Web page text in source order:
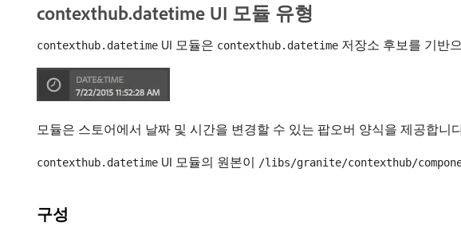
contexthub.datetime UI 모듈 유형
contexthub.datetime UI 모듈은 contexthub.datetime 저장소 후보를 기반
모듈은 스토어에서 날짜 및 시간을 변경할 수 있는 팝오버 양식을 제공합니
contexthub.datetime UI 모듈의 원본이 /libs/granite/contexthub/
구성